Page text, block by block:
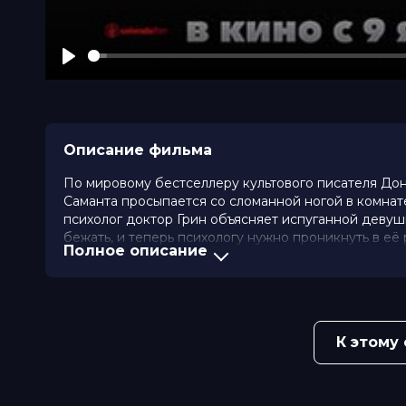
Play
Описание фильма
По мировому бестселлеру культового писателя
Саманта просыпается со сломанной ногой в
психолог доктор Грин объясняет испуганной
бежать, и теперь психологу нужно проникнуть в её
Общее время демонстрации фильма
Полное описание
К